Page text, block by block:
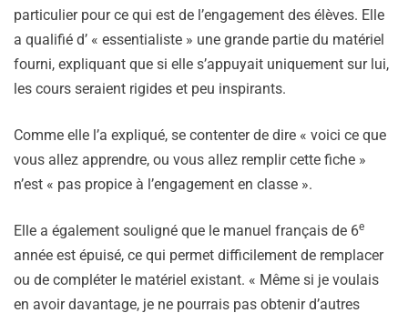
particulier pour ce qui est de l’engagement des élèves. Elle
a qualifié d’ « essentialiste » une grande partie du matériel
fourni, expliquant que si elle s’appuyait uniquement sur lui,
les cours seraient rigides et peu inspirants.
Comme elle l’a expliqué, se contenter de dire « voici ce que
vous allez apprendre, ou vous allez remplir cette fiche »
n’est « pas propice à l’engagement en classe ».
Elle a également souligné que le manuel français de 6e
année est épuisé, ce qui permet difficilement de remplacer
ou de compléter le matériel existant. « Même si je voulais
en avoir davantage, je ne pourrais pas obtenir d’autres